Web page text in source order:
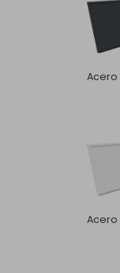
Acero
Acero